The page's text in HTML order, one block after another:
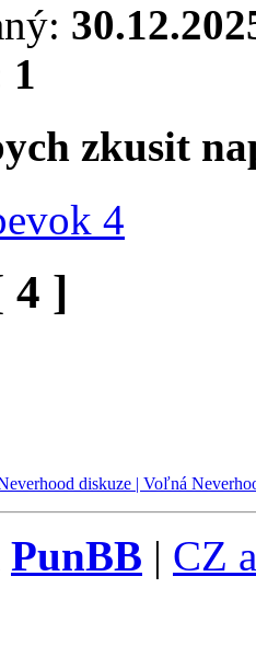
1
zkusit
4
4 ]
diskuze | Voľná
PunBB | CZ